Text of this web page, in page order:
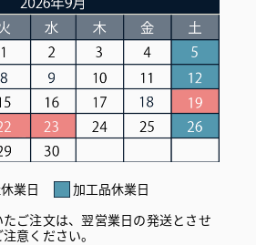
業日
加工品休業日
ご注文は、翌営業日の発送とさせ
意ください。